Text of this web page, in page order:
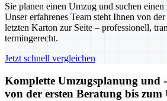
Sie planen einen Umzug und suchen einen
Unser erfahrenes Team steht Ihnen von
letzten Karton zur Seite – professionell,
termingerecht.
Jetzt schnell vergleichen
Komplette Umzugsplanung und
von der ersten Beratung bis zum